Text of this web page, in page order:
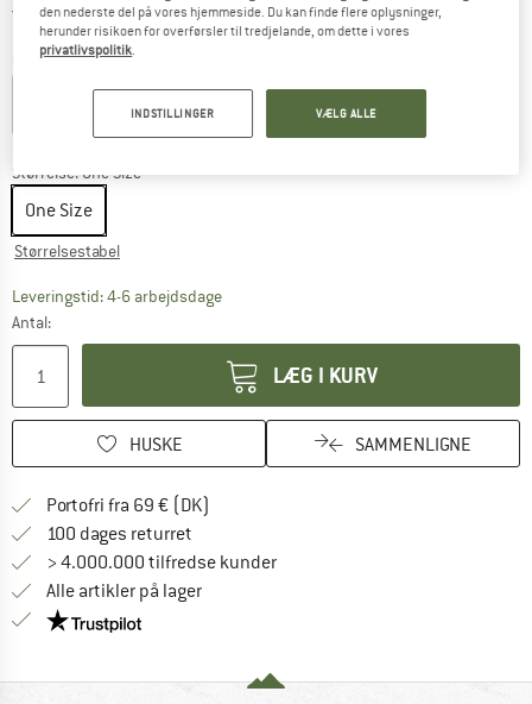
Gratis forsendelse(DK)Danmark. Oplysninger om
Farve:New Taupe Green / Smokey
Størrelse:One Size
One Size
Størrelsestabel
Leveringstid: 4-6 arbejdsdageLinket åbnes i en infoboks og indeholder
Antal:
LÆG I KURV
HUSKE SAMMENLIGNE
Portofri fra 69 € (DK)
100 dages returret
> 4.000.000 tilfredse kunder
Alle artikler på lager
Vi er Trustpilot-certificeret - oplysningerne får du
den nederste del på vores hjemmeside. Du kan finde flere oplysninger,
herunder risikoen for overførsler til tredjelande, om dette i vores
privatlivspolitik.
INDSTILLINGER VÆLG ALLE